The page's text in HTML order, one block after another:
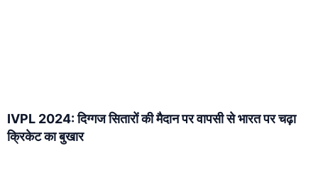
IVPL 2024: दिग्गज सितारों की मैदान पर वापसी से भारत पर चढ़ा
क्रिकेट का बुखार